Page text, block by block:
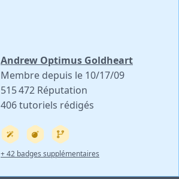
Andrew Optimus Goldheart
Membre depuis le 10/17/09
515 472 Réputation
406 tutoriels rédigés
+ 42 badges supplémentaires